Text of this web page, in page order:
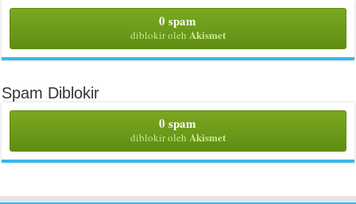
0 spam
diblokir oleh Akismet
Spam Diblokir
0 spam
diblokir oleh Akismet